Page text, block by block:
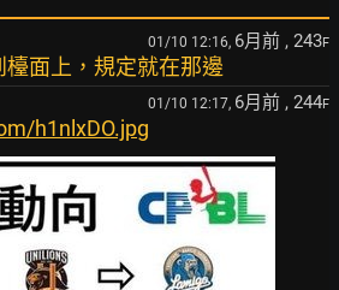
01/10 12:16, 6月前 , 243F
面上，規定就在那邊
01/10 12:17, 6月前 , 244F
h1nlxDO.jpg